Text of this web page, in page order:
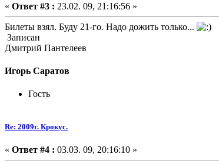
« Ответ #3 : 23.02. 09, 21:16:56 »
Билеты взял. Буду 21-го. Надо дожить только...
Записан
Дмитрий Пантелеев
Игорь Саратов
Гость
Re: 2009г. Крокус.
« Ответ #4 : 03.03. 09, 20:16:10 »